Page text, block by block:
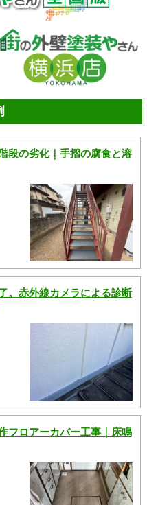
段の劣化｜手摺の腐食と溶
。赤外線カメラによる診断
フロアーカバー工事｜床鳴